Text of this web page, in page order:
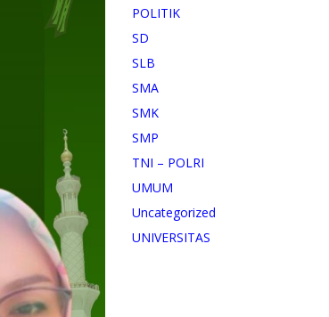
POLITIK
SD
SLB
SMA
SMK
SMP
TNI – POLRI
UMUM
Uncategorized
UNIVERSITAS